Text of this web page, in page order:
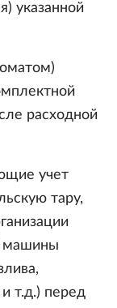
указанной
расходной
учет
тару,
машины
т.д.) перед